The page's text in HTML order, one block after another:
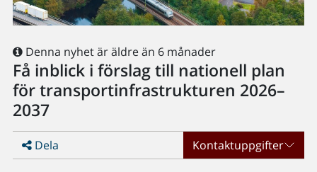
Denna nyhet är äldre än 6 månader
Få inblick i förslag till nationell plan
för transportinfrastrukturen 2026–
2037
Dela Kontaktuppgifter